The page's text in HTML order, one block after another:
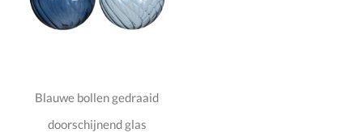
Blauwe bollen gedraaid
doorschijnend glas